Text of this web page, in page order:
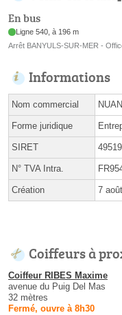
En bus
Ligne 540, à 196 m
Arrêt BANYULS-SUR-MER -
Informations
Nom commercial
Forme juridique
SIRET
N° TVA Intra.
Création 7
Coiffeurs à
Coiffeur RIBES Maxime
avenue du Puig Del Mas
32 mètres
Fermé, ouvre à 8h30